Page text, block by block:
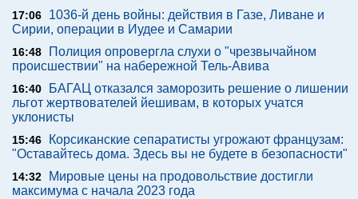
17:06
1036-й день войны: действия в Газе, Ливане и
Сирии, операции в Иудее и Самарии
16:48
Полиция опровергла слухи о "чрезвычайном
происшествии" на набережной Тель-Авива
16:40
БАГАЦ отказался заморозить решение о лишении
льгот жертвователей йешивам, в которых учатся
уклонисты
15:46
Корсиканские сепаратисты угрожают французам:
"Оставайтесь дома. Здесь вы не будете в безопасности"
14:32
Мировые цены на продовольствие достигли
максимума с начала 2023 года